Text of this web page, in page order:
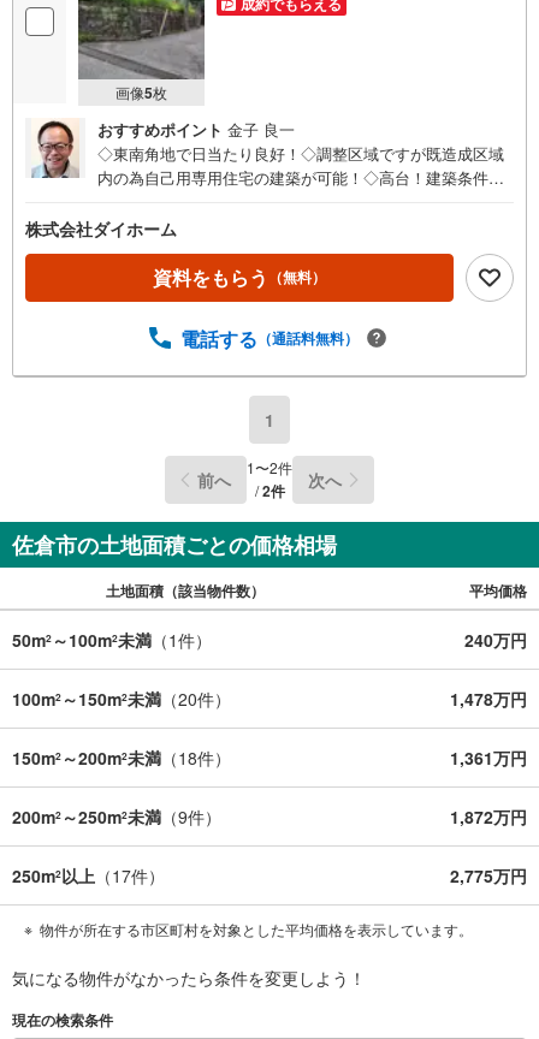
画像5枚
おすすめポイント 金子 良一
◇東南角地で日当たり良好！◇調整区域ですが既造成区域
内の為自己用専用住宅の建築が可能！◇高台！建築条件あ
株式会社ダイホーム
資料をもらう （無料）
電話する （通話料無料）
1
前へ 1〜2件
/2件 次へ
佐倉市の土地面積ごとの価格相場
土地面積（該当物件数） 平均価格
50m2 ～100m2未満 （1件） 240万円
100m2 ～150m2未満 （20件） 1,478万円
150m2 ～200m2未満 （18件） 1,361万円
200m2 ～250m2未満 （9件） 1,872万円
250m2以上 （17件） 2,775万円
物件が所在する市区町村を対象とした平均価格を表示しています。
気になる物件がなかったら条件を変更しよう！
現在の検索条件